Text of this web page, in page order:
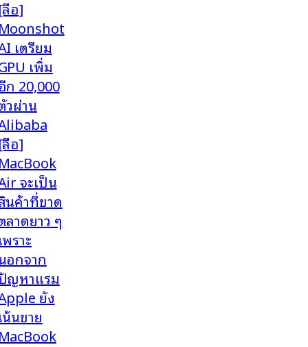
อ]
เตรียม
เพิ่ม
ก 20,000
วผ่าน
อ]
จะเป็น
นค้าที่ขาด
ลาดยาว ๆ
พราะ
อกจาก
ญหาแรม
ยัง
น้นขาย